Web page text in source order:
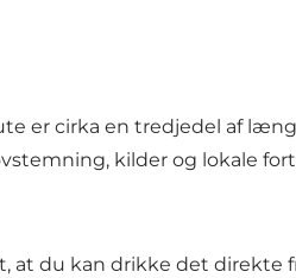
er cirka en tredjedel af
kilder og lokale
du kan drikke det direkte